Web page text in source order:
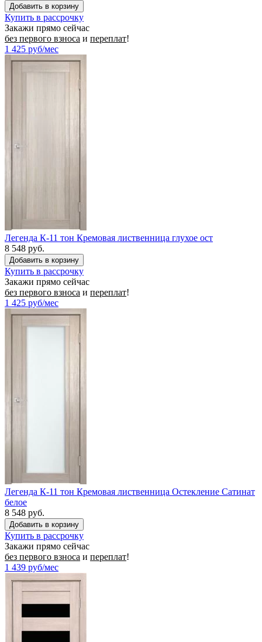
Купить в рассрочку
Закажи прямо сейчас
без первого взноса и переплат!
1 425 руб/мес
Легенда К-11 тон Кремовая лиственница глухое ост
8 548 руб.
Купить в рассрочку
Закажи прямо сейчас
без первого взноса и переплат!
1 425 руб/мес
Легенда К-11 тон Кремовая лиственница Остекление Сатинат
белое
8 548 руб.
Купить в рассрочку
Закажи прямо сейчас
без первого взноса и переплат!
1 439 руб/мес